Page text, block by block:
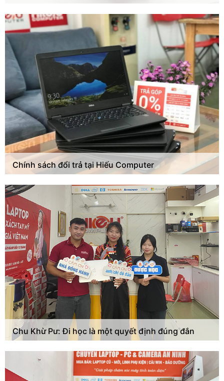
Chính sách đổi trả tại Hiếu Computer
Chu Khừ Pư: Đi học là một quyết định đúng đắn